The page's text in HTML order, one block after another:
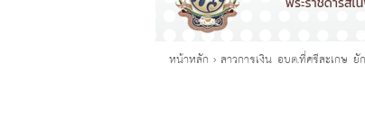
คุณอยู่ที่
หน้าหลัก › สาวการเงิน อบต.ที่ศรีสะเกษ